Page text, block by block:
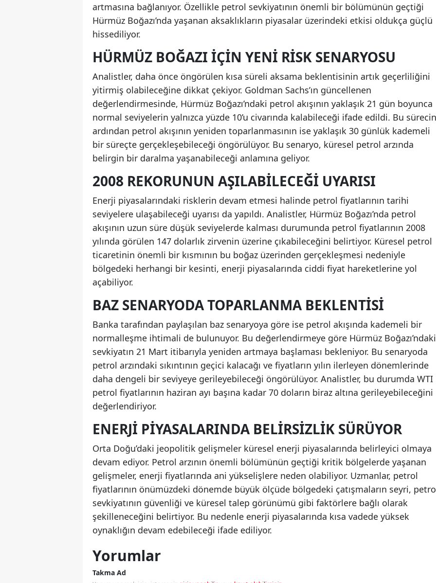
artmasına bağlanıyor. Özellikle petrol sevkiyatının önemli bir bölümünün geçtiği
Hürmüz Boğazı’nda yaşanan aksaklıkların piyasalar üzerindeki etkisi oldukça güçlü
hissediliyor.
HÜRMÜZ BOĞAZI IÇIN YENI RISK SENARYOSU
Analistler, daha önce öngörülen kısa süreli aksama beklentisinin artık geçerliliğini
yitirmiş olabileceğine dikkat çekiyor. Goldman Sachs’ın güncellenen
değerlendirmesinde, Hürmüz Boğazı’ndaki petrol akışının yaklaşık 21 gün boyunca
normal seviyelerin yalnızca yüzde 10’u civarında kalabileceği ifade edildi. Bu sürecin
ardından petrol akışının yeniden toparlanmasının ise yaklaşık 30 günlük kademeli
bir süreçte gerçekleşebileceği öngörülüyor. Bu senaryo, küresel petrol arzında
belirgin bir daralma yaşanabileceği anlamına geliyor.
2008 REKORUNUN AŞILABILECEĞI UYARISI
Enerji piyasalarındaki risklerin devam etmesi halinde petrol fiyatlarının tarihi
seviyelere ulaşabileceği uyarısı da yapıldı. Analistler, Hürmüz Boğazı’nda petrol
akışının uzun süre düşük seviyelerde kalması durumunda petrol fiyatlarının 2008
yılında görülen 147 dolarlık zirvenin üzerine çıkabileceğini belirtiyor. Küresel petrol
ticaretinin önemli bir kısmının bu boğaz üzerinden gerçekleşmesi nedeniyle
bölgedeki herhangi bir kesinti, enerji piyasalarında ciddi fiyat hareketlerine yol
açabiliyor.
BAZ SENARYODA TOPARLANMA BEKLENTISI
Banka tarafından paylaşılan baz senaryoya göre ise petrol akışında kademeli bir
normalleşme ihtimali de bulunuyor. Bu değerlendirmeye göre Hürmüz Boğazı’ndaki
sevkiyatın 21 Mart itibarıyla yeniden artmaya başlaması bekleniyor. Bu senaryoda
petrol arzındaki sıkıntının geçici kalacağı ve fiyatların yılın ilerleyen dönemlerinde
daha dengeli bir seviyeye gerileyebileceği öngörülüyor. Analistler, bu durumda WTI
petrol fiyatlarının haziran ayı başına kadar 70 doların biraz altına gerileyebileceğini
değerlendiriyor.
ENERJI PIYASALARINDA BELIRSIZLIK SÜRÜYOR
Orta Doğu’daki jeopolitik gelişmeler küresel enerji piyasalarında belirleyici olmaya
devam ediyor. Petrol arzının önemli bölümünün geçtiği kritik bölgelerde yaşanan
gelişmeler, enerji fiyatlarında ani yükselişlere neden olabiliyor. Uzmanlar, petrol
fiyatlarının önümüzdeki dönemde büyük ölçüde bölgedeki çatışmaların seyri,
sevkiyatının güvenliği ve küresel talep görünümü gibi faktörlere bağlı olarak
şekilleneceğini belirtiyor. Bu nedenle enerji piyasalarında kısa vadede yüksek
oynaklığın devam edebileceği ifade ediliyor.
Yorumlar
Takma Ad